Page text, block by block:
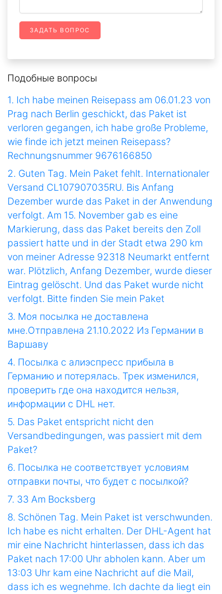
ЗАДАТЬ ВОПРОС
Подобные вопросы
1. Ich habe meinen Reisepass am 06.01.23 von
Prag nach Berlin geschickt, das Paket ist
verloren gegangen, ich habe große Probleme,
wie finde ich jetzt meinen Reisepass?
Rechnungsnummer 9676166850
2. Guten Tag. Mein Paket fehlt. Internationaler
Versand CL107907035RU. Bis Anfang
Dezember wurde das Paket in der Anwendung
verfolgt. Am 15. November gab es eine
Markierung, dass das Paket bereits den Zoll
passiert hatte und in der Stadt etwa 290 km
von meiner Adresse 92318 Neumarkt entfernt
war. Plötzlich, Anfang Dezember, wurde dieser
Eintrag gelöscht. Und das Paket wurde nicht
verfolgt. Bitte finden Sie mein Paket
3. Моя посылка не доставлена
мне.Отправлена 21.10.2022 Из Германии в
Варшаву
4. Посылка с алиэспресс прибыла в
Германию и потерялась. Трек изменился,
проверить где она находится нельзя,
информации с DHL нет.
5. Das Paket entspricht nicht den
Versandbedingungen, was passiert mit dem
Paket?
6. Посылка не соответствует условиям
отправки почты, что будет с посылкой?
7. 33 Am Bocksberg
8. Schönen Tag. Mein Paket ist verschwunden.
Ich habe es nicht erhalten. Der DHL-Agent hat
mir eine Nachricht hinterlassen, dass ich das
Paket nach 17:00 Uhr abholen kann. Aber um
13:03 Uhr kam eine Nachricht auf die Mail,
dass ich es wegnehme. Ich dachte da liegt ein